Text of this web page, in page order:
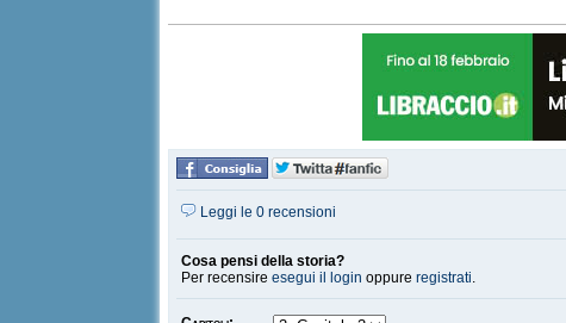
Leggi le 0 recensioni
Cosa pensi della storia?
Per recensireesegui il login oppureregistrati.